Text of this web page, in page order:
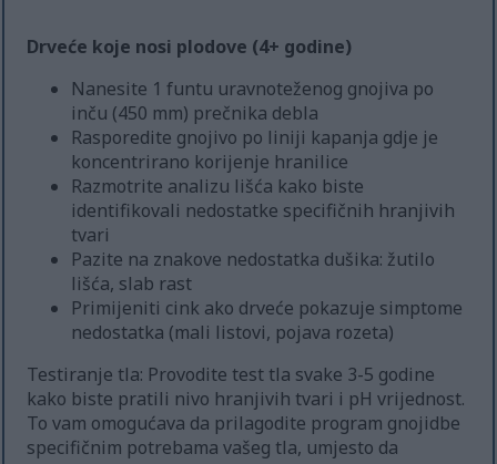
Drveće koje nosi plodove (4+ godine)
Nanesite 1 funtu uravnoteženog gnojiva po
inču (450 mm) prečnika debla
Rasporedite gnojivo po liniji kapanja gdje je
koncentrirano korijenje hranilice
Razmotrite analizu lišća kako biste
identifikovali nedostatke specifičnih hranjivih
tvari
Pazite na znakove nedostatka dušika: žutilo
lišća, slab rast
Primijeniti cink ako drveće pokazuje simptome
nedostatka (mali listovi, pojava rozeta)
Testiranje tla: Provodite test tla svake 3-5 godine
kako biste pratili nivo hranjivih tvari i pH vrijednost.
To vam omogućava da prilagodite program gnojidbe
specifičnim potrebama vašeg tla, umjesto da